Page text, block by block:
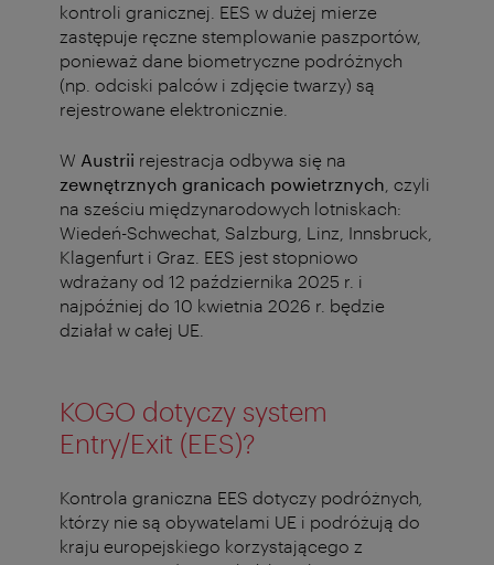
kontroli granicznej. EES w dużej mierze
zastępuje ręczne stemplowanie paszportów,
ponieważ dane biometryczne podróżnych
(np. odciski palców i zdjęcie twarzy) są
rejestrowane elektronicznie.
W Austrii rejestracja odbywa się na
zewnętrznych granicach powietrznych , czyli
na sześciu międzynarodowych lotniskach:
Wiedeń-Schwechat, Salzburg, Linz, Innsbruck,
Klagenfurt i Graz. EES jest stopniowo
wdrażany od 12 października 2025 r. i
najpóźniej do 10 kwietnia 2026 r. będzie
działał w całej UE.
KOGO dotyczy system
Entry/Exit (EES)?
Kontrola graniczna EES dotyczy podróżnych
którzy nie są obywatelami UE i podróżują do
kraju europejskiego korzystającego z